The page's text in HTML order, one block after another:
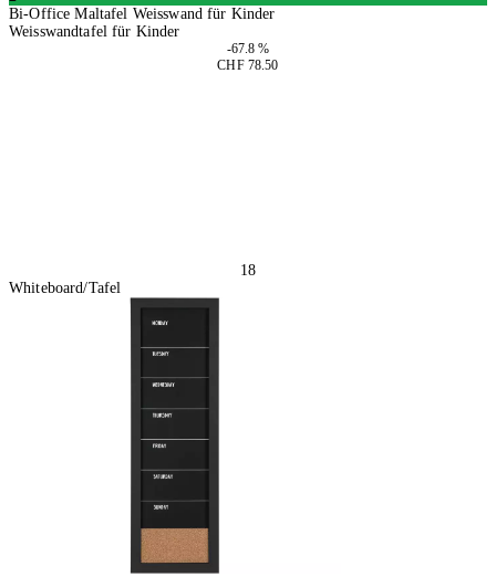
Bi-Office Maltafel Weisswand für Kinder
Weisswandtafel für Kinder
-67.8 %
CHF 78.50
18
Whiteboard/Tafel